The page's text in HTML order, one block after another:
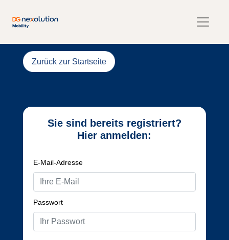
Zurück zur Startseite
Sie sind bereits registriert?
Hier anmelden:
E-Mail-Adresse
Passwort